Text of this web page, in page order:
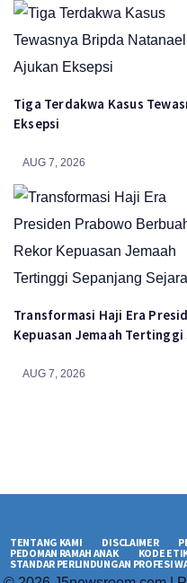
Tiga Terdakwa Kasus
Eksepsi
AUG 7, 2026
Transformasi Haji Era
Kepuasan Jemaah Tertinggi
AUG 7, 2026
TENTANG KAMI DISCLAIMER
PEDOMAN RAMAH ANAK
KODE
STANDAR PERLINDUNGAN PROFESI